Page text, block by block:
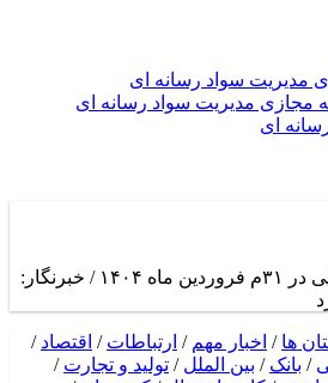
مدیریت سواد رسانه ای
مجازی مدیریت سواد رسانه ای
ای
قیمت بازارهای کالایی در ۳۱م فروردین ماه ۱۴۰۴ / خبرنگار:
ها / اخبار مهم / ارتباطات / اقتصاد /
/ بانک / بین الملل / تولید و تجارت /